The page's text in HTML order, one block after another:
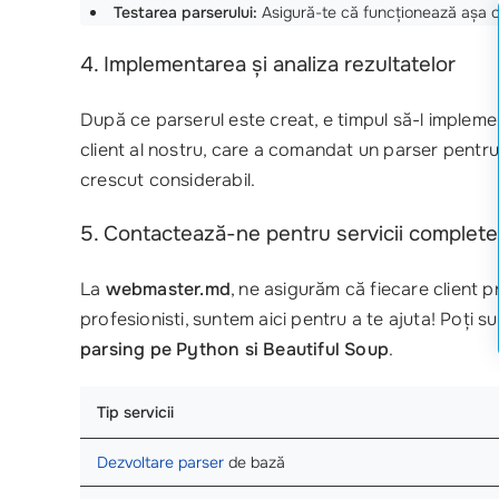
Testarea parserului: Asigură-te că funcționează așa
4. Implementarea și analiza rezultatelor
După ce parserul este creat, e timpul să-l
client al nostru, care a comandat un parser
crescut considerabil.
5. Contactează-ne pentru servicii complete!
La webmaster.md, ne asigurăm că fiecare client
profesionisti, suntem aici pentru a te ajuta! Poți
parsing pe Python si Beautiful Soup. ‍‍
Tip servicii
Dezvoltare parser de bază